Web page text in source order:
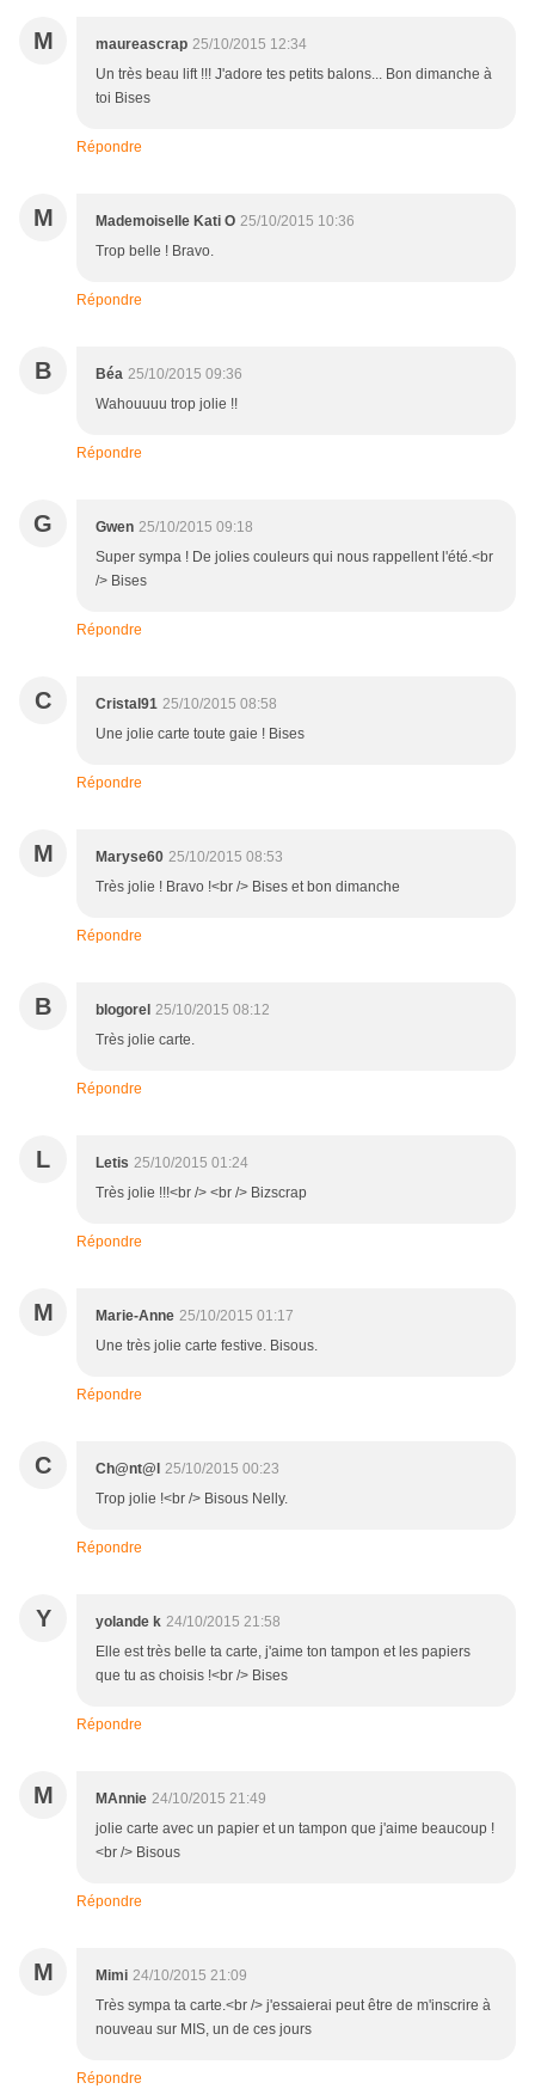
M maureascrap 25/10/2015 12:34
Un très beau lift !!! J'adore tes petits balons... Bon dimanche à
toi Bises
Répondre
M Mademoiselle Kati O 25/10/2015 10:36
Trop belle ! Bravo.
Répondre
B Béa 25/10/2015 09:36
Wahouuuu trop jolie !!
Répondre
G Gwen 25/10/2015 09:18
Super sympa ! De jolies couleurs qui nous rappellent l'été.<br
/> Bises
Répondre
C Cristal91 25/10/2015 08:58
Une jolie carte toute gaie ! Bises
Répondre
M Maryse60 25/10/2015 08:53
Très jolie ! Bravo !<br /> Bises et bon dimanche
Répondre
B blogorel 25/10/2015 08:12
Très jolie carte.
Répondre
L Letis 25/10/2015 01:24
Très jolie !!!<br /> <br /> Bizscrap
Répondre
M Marie-Anne 25/10/2015 01:17
Une très jolie carte festive. Bisous.
Répondre
C Ch@nt@l 25/10/2015 00:23
Trop jolie !<br /> Bisous Nelly.
Répondre
Y yolande k 24/10/2015 21:58
Elle est très belle ta carte, j'aime ton tampon et les papiers
que tu as choisis !<br /> Bises
Répondre
M MAnnie 24/10/2015 21:49
jolie carte avec un papier et un tampon que j'aime beaucoup !
<br /> Bisous
Répondre
M Mimi 24/10/2015 21:09
Très sympa ta carte.<br /> j'essaierai peut être de m'inscrire à
nouveau sur MIS, un de ces jours
Répondre